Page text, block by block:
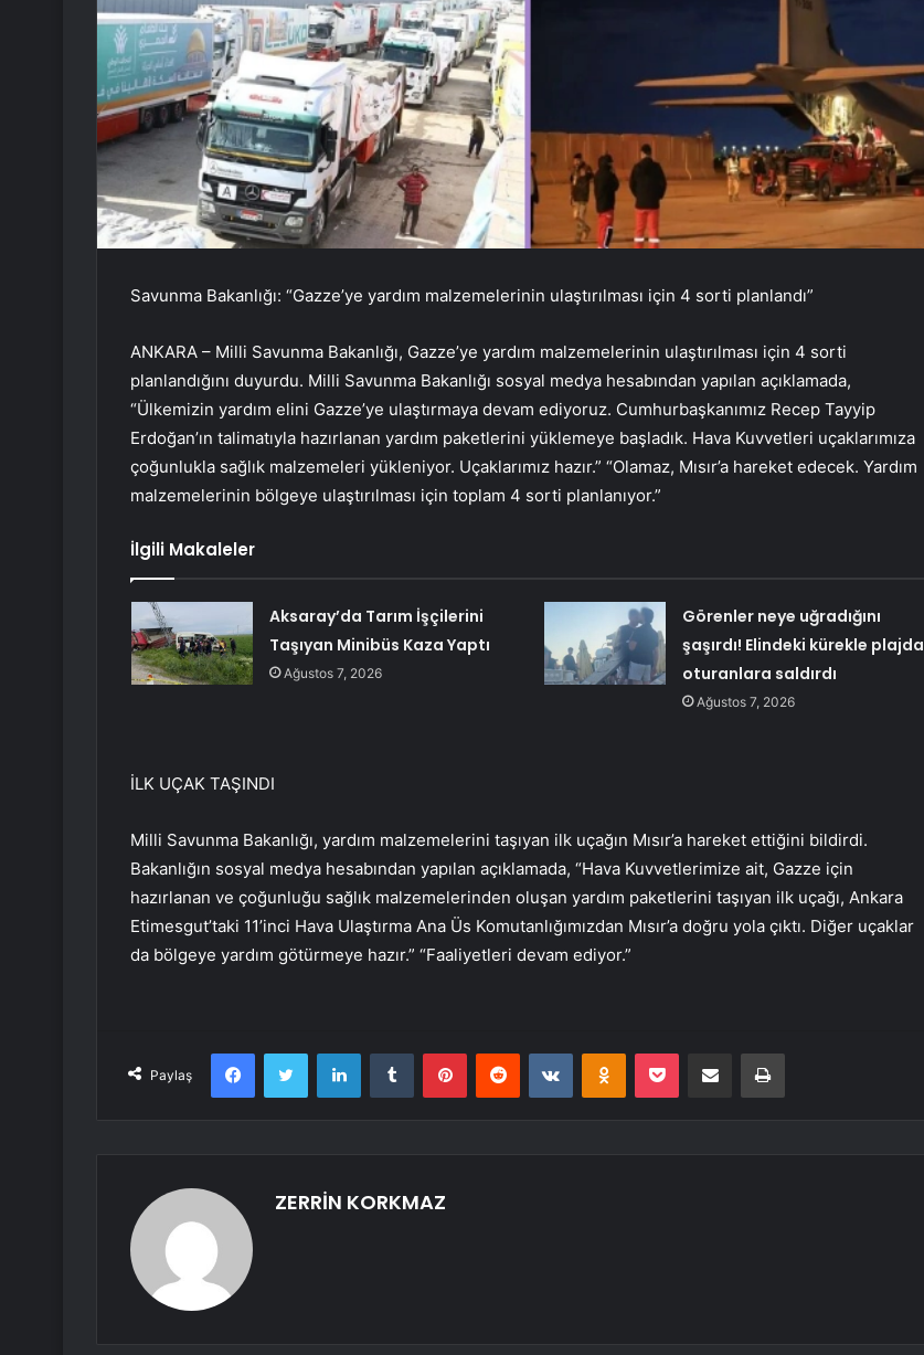
Savunma Bakanlığı: “Gazze’ye yardım malzemelerinin ulaştırılması için 4 sorti planlandı”
ANKARA – Milli Savunma Bakanlığı, Gazze’ye yardım malzemelerinin ulaştırılması için 4 sorti
planlandığını duyurdu. Milli Savunma Bakanlığı sosyal medya hesabından yapılan açıklamada,
“Ülkemizin yardım elini Gazze’ye ulaştırmaya devam ediyoruz. Cumhurbaşkanımız Recep Tayyip
Erdoğan’ın talimatıyla hazırlanan yardım paketlerini yüklemeye başladık. Hava Kuvvetleri uçaklarımıza
çoğunlukla sağlık malzemeleri yükleniyor. Uçaklarımız hazır.” “Olamaz, Mısır’a hareket edecek. Yardım
malzemelerinin bölgeye ulaştırılması için toplam 4 sorti planlanıyor.”
İlgili Makaleler
Aksaray’da Tarım İşçilerini
Taşıyan Minibüs Kaza Yaptı
Ağustos 7, 2026
Görenler neye uğradığını
şaşırdı! Elindeki kürekle plajda
oturanlara saldırdı
Ağustos 7, 2026
İLK UÇAK TAŞINDI
Milli Savunma Bakanlığı, yardım malzemelerini taşıyan ilk uçağın Mısır’a hareket ettiğini bildirdi.
Bakanlığın sosyal medya hesabından yapılan açıklamada, “Hava Kuvvetlerimize ait, Gazze için
hazırlanan ve çoğunluğu sağlık malzemelerinden oluşan yardım paketlerini taşıyan ilk uçağı, Ankara
Etimesgut’taki 11’inci Hava Ulaştırma Ana Üs Komutanlığımızdan Mısır’a doğru yola çıktı. Diğer uçaklar
da bölgeye yardım götürmeye hazır.” “Faaliyetleri devam ediyor.”
Paylaş
FacebookTwitter LinkedInTumblr PinterestReddit VKontakteOdnoklassniki
Pocket E-Posta ile paylaş Yazdır
ZERRİN KORKMAZ